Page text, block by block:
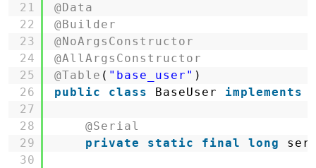
21
22
23
24
25
26
27
28
29
30
@Data
@Builder
@NoArgsConstructor
@AllArgsConstructor
@Table ( "base_user" )
public
class BaseUser implements
@Serial
private
static final long